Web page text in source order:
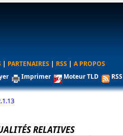
| PARTENAIRES | RSS | A PROPOS
Imprimer Moteur TLD RSS
RELATIVES